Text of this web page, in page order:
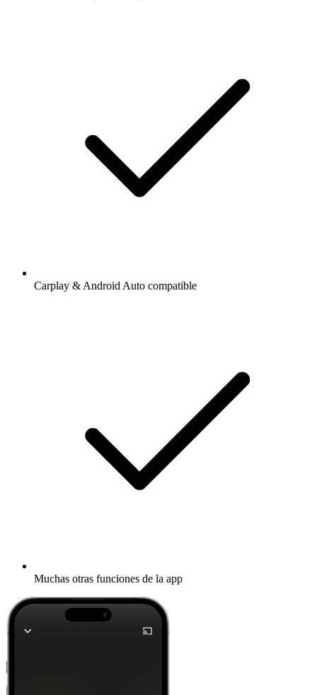
Carplay & Android Auto compatible
Muchas otras funciones de la app